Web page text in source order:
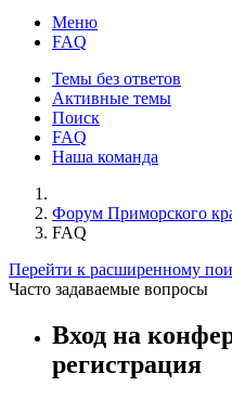
Меню
FAQ
Темы без ответов
Активные темы
Поиск
FAQ
Наша команда
Форум Приморского
FAQ
Перейти к расширенному
Часто задаваемые вопросы
Вход на
регистрация